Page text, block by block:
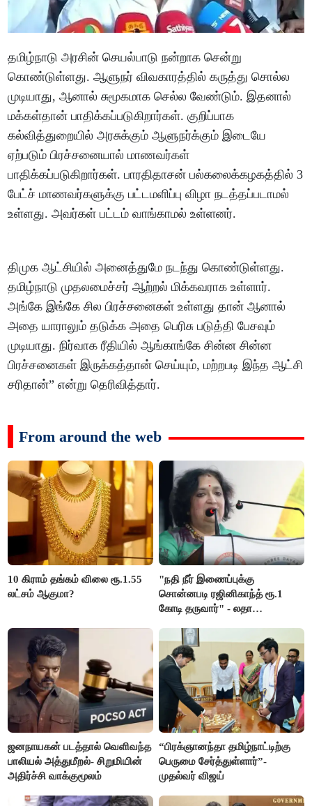
தமிழ்நாடு அரசின் செயல்பாடு நன்றாக சென்று
கொண்டுள்ளது. ஆளுநர் விவகாரத்தில் கருத்து சொல்ல
முடியாது, ஆனால் சுமூகமாக செல்ல வேண்டும். இதனால்
மக்கள்தான் பாதிக்கப்படுகிறார்கள். குறிப்பாக
கல்வித்துறையில் அரசுக்கும் ஆளுநர்க்கும் இடையே
ஏற்படும் பிரச்சனையால் மாணவர்கள்
பாதிக்கப்படுகிறார்கள். பாரதிதாசன் பல்கலைக்கழகத்தில் 3
பேட்ச் மாணவர்களுக்கு பட்டமளிப்பு விழா நடத்தப்படாமல்
உள்ளது. அவர்கள் பட்டம் வாங்காமல் உள்ளனர்.
திமுக ஆட்சியில் அனைத்துமே நடந்து கொண்டுள்ளது.
தமிழ்நாடு முதலமைச்சர் ஆற்றல் மிக்கவராக உள்ளார்.
அங்கே இங்கே சில பிரச்சனைகள் உள்ளது தான் ஆனால்
அதை யாராலும் தடுக்க அதை பெரிசு படுத்தி பேசவும்
முடியாது. நிர்வாக ரீதியில் ஆங்காங்கே சின்ன சின்ன
பிரச்சனைகள் இருக்கத்தான் செய்யும், மற்றபடி இந்த ஆட்சி
சரிதான்” என்று தெரிவித்தார்.
From around the web
10 கிராம் தங்கம் விலை ரூ.1.55
லட்சம் ஆகுமா?
"நதி நீர் இணைப்புக்கு
சொன்னபடி ரஜினிகாந்த் ரூ.1
கோடி தருவார்" - லதா
ஜனநாயகன் படத்தால் வெளிவந்த
பாலியல் அத்துமீறல்- சிறுமியின்
அதிர்ச்சி வாக்குமூலம்
“பிரக்ஞானந்தா தமிழ்நாட்டிற்கு
பெருமை சேர்த்துள்ளார்”-
முதல்வர் விஜய்